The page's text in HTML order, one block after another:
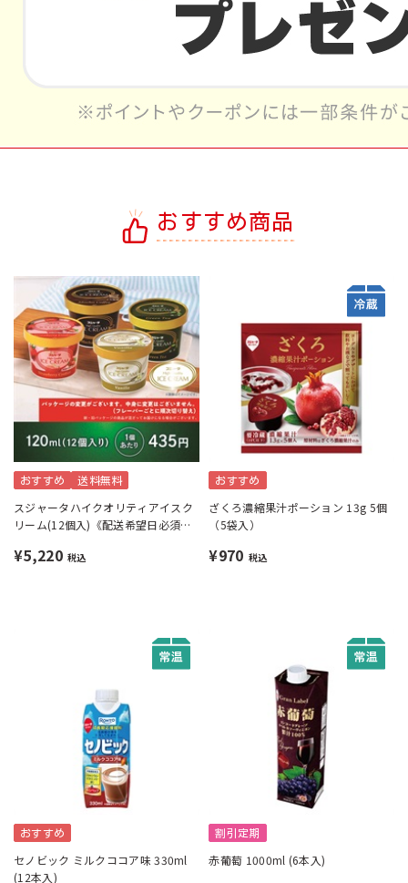
おすすめ商品
おすすめ 送料無料
スジャータハイクオリティアイスク
リーム(12個入)《配送希望日必須※
¥5,220 税込
おすすめ
ざくろ濃縮果汁ポーション 13g 5個
（5袋入）
¥970 税込
おすすめ
セノビック ミルクココア味 330ml
(12本入)
割引定期
赤葡萄 1000ml (6本入)